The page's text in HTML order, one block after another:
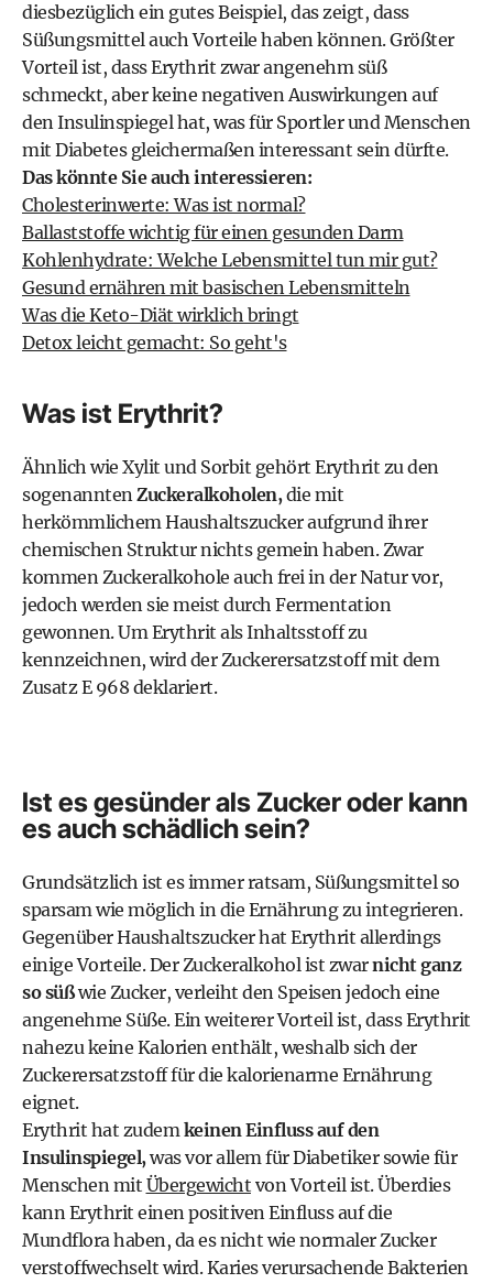
diesbezüglich ein gutes Beispiel, das zeigt, dass
Süßungsmittel auch Vorteile haben können. Größter
Vorteil ist, dass Erythrit zwar angenehm süß
schmeckt, aber keine negativen Auswirkungen auf
den Insulinspiegel hat, was für Sportler und Menschen
mit Diabetesgleichermaßen interessant sein dürfte.
Das könnte Sie auch interessieren:
Cholesterinwerte: Was ist normal?
Ballaststoffe wichtig für einen gesunden Darm
Kohlenhydrate: Welche Lebensmittel tun mir gut?
Gesund ernähren mit basischen Lebensmitteln
Was die Keto-Diät wirklich bringt
Detox leicht gemacht: So geht's
Was ist Erythrit?
Ähnlich wie Xylit und Sorbit gehört Erythrit zu den
sogenanntenZuckeralkoholen,die mit
herkömmlichem Haushaltszucker aufgrund ihrer
chemischen Struktur nichts gemein haben. Zwar
kommen Zuckeralkohole auch frei in der Natur vor,
jedoch werden sie meist durch Fermentation
gewonnen. Um Erythrit als Inhaltsstoff zu
kennzeichnen, wird der Zuckerersatzstoff mit dem
Zusatz E 968 deklariert.
Ist es gesünder als Zucker oder kann
es auch schädlich sein?
Grundsätzlich ist es immer ratsam, Süßungsmittel so
sparsam wie möglich in die Ernährung zu integrieren.
Gegenüber Haushaltszucker hat Erythrit allerdings
einige Vorteile. Der Zuckeralkohol ist zwarnicht ganz
so süßwie Zucker, verleiht den Speisen jedoch eine
angenehme Süße. Ein weiterer Vorteil ist, dass Erythrit
nahezu keine Kalorien enthält, weshalb sich der
Zuckerersatzstoff für die kalorienarme Ernährung
eignet.
Erythrit hat zudemkeinen Einfluss auf den
Insulinspiegel,was vor allem für Diabetiker sowie für
Menschen mit Übergewicht von Vorteil ist. Überdies
kann Erythrit einen positiven Einfluss auf die
Mundflora haben, da es nicht wie normaler Zucker
verstoffwechselt wird. Karies verursachende Bakterien